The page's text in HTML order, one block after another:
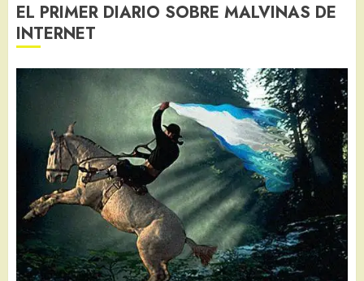
EL PRIMER DIARIO SOBRE MALVINAS DE
INTERNET